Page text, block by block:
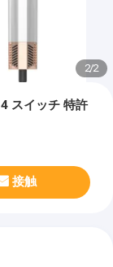
2/2
スイッチ 特許
接触